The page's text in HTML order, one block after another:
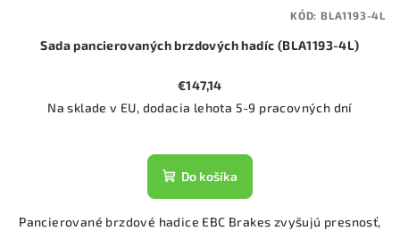
Sada pancierovaných brzdových hadíc (BLA1193-4L)
€147,14
Na sklade v EU, dodacia lehota 5-9 pracovných dní
Do košíka
Pancierované brzdové hadice EBC Brakes zvyšujú presnosť,
KÓD: BLA1193-4L